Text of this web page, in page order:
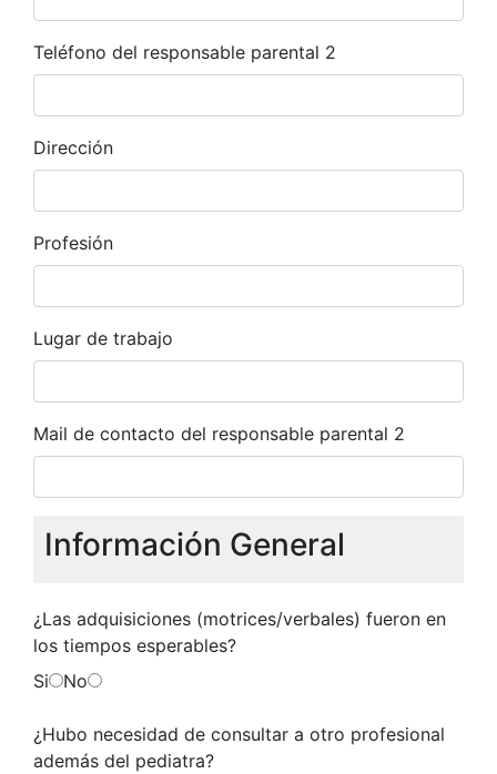
Teléfono del responsable parental 2
Dirección
Profesión
Lugar de trabajo
Mail de contacto del responsable parental 2
Información General
¿Las adquisiciones (motrices/verbales) fueron en
los tiempos esperables?
Si
No
¿Hubo necesidad de consultar a otro profesional
además del pediatra?